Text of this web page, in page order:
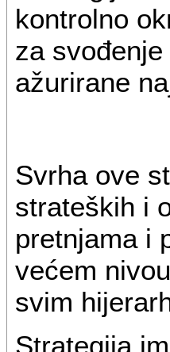
kontrolno
za
ažurirane
Svrha ove
strateških i
pretnjama i
većem
svim
Strategija